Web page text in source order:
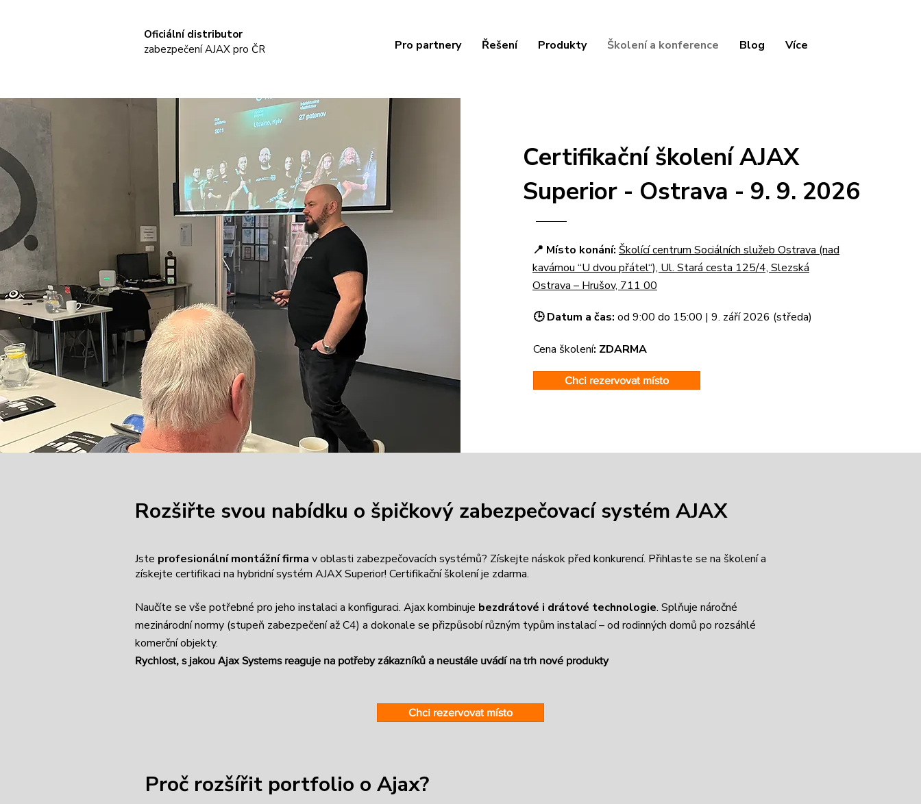
Oficiální distributor
zabezpečení AJAX pro ČR
Pro partnery Řešení Produkty Školení a konference Blog Více
Certifikační školení AJAX
Superior - Ostrava - 9. 9. 2026
📍 Místo konání: Školící centrum Sociálních služeb Ostrava (nad
kavárnou “U dvou přátel“), Ul. Stará cesta 125/4, Slezská
Ostrava – Hrušov, 711 00
🕒 Datum a čas: od 9:00 do 15:00 | 9. září 2026 (středa)
Cena školení: ZDARMA
Chci rezervovat místo
Rozšiřte svou nabídku o špičkový zabezpečovací systém AJAX
Jste profesionální montážní firma v oblasti zabezpečovacích systémů? Získejte náskok před konkurencí. Přihlaste se na školení a
získejte certifikaci na hybridní systém AJAX Superior! Certifikační školení je zdarma.
Naučíte se vše potřebné pro jeho instalaci a konfiguraci. Ajax kombinuje bezdrátové i drátové technologie. Splňuje náročné
mezinárodní normy (stupeň zabezpečení až C4) a dokonale se přizpůsobí různým typům instalací – od rodinných domů po rozsáhlé
komerční objekty.
Rychlost, s jakou Ajax Systems reaguje na potřeby zákazníků a neustále uvádí na trh nové produkty
Chci rezervovat místo
​​Proč rozšířit portfolio o Ajax?